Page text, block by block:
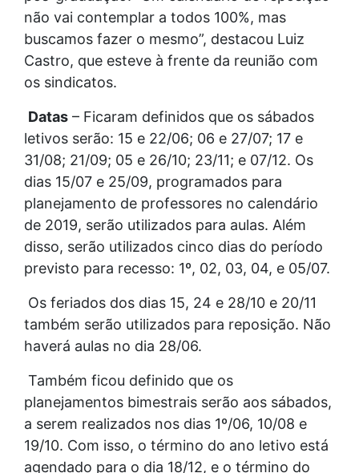
não vai contemplar a todos 100%, mas
buscamos fazer o mesmo”, destacou Luiz
Castro, que esteve à frente da reunião com
os sindicatos.
Datas – Ficaram definidos que os sábados
letivos serão: 15 e 22/06; 06 e 27/07; 17 e
31/08; 21/09; 05 e 26/10; 23/11; e 07/12. Os
dias 15/07 e 25/09, programados para
planejamento de professores no calendário
de 2019, serão utilizados para aulas. Além
disso, serão utilizados cinco dias do período
previsto para recesso: 1º, 02, 03, 04, e 05/07.
Os feriados dos dias 15, 24 e 28/10 e 20/11
também serão utilizados para reposição. Não
haverá aulas no dia 28/06.
Também ficou definido que os
planejamentos bimestrais serão aos sábados,
a serem realizados nos dias 1º/06, 10/08 e
19/10. Com isso, o término do ano letivo está
agendado para o dia 18/12, e o término do